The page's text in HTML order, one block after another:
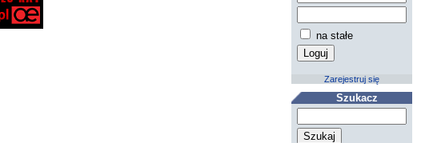
na stałe
Zarejestruj się
Szukacz